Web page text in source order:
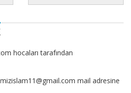
hocaları tarafından
mail adresine